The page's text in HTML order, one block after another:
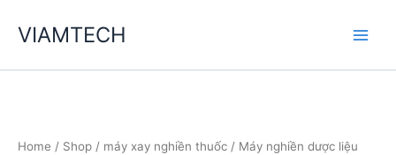
VIAMTECH
Home / Shop / máy xay nghiền thuốc / Máy nghiền dược liệu